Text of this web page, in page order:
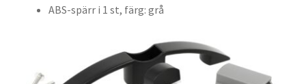
ABS-spärr i 1 st, färg: grå